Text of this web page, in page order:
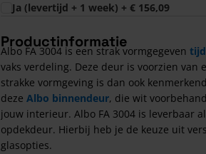
Ja (levertijd + 1 week) + € 156,09
Productinformatie
Albo FA 3004 is een strak vormgegeven
vaks verdeling. Deze deur is voorzien van
strakke vormgeving is dan ook
deze Albo binnendeur, die wit
jouw interieur. Albo FA 3004 is leverbaar
opdekdeur. Hierbij heb je de keuze uit
glasopties.